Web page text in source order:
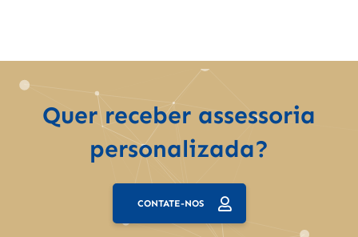
Quer receber assessoria
personalizada?
CONTATE-NOS